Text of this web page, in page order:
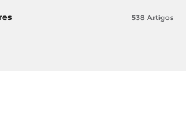
538 Artigos